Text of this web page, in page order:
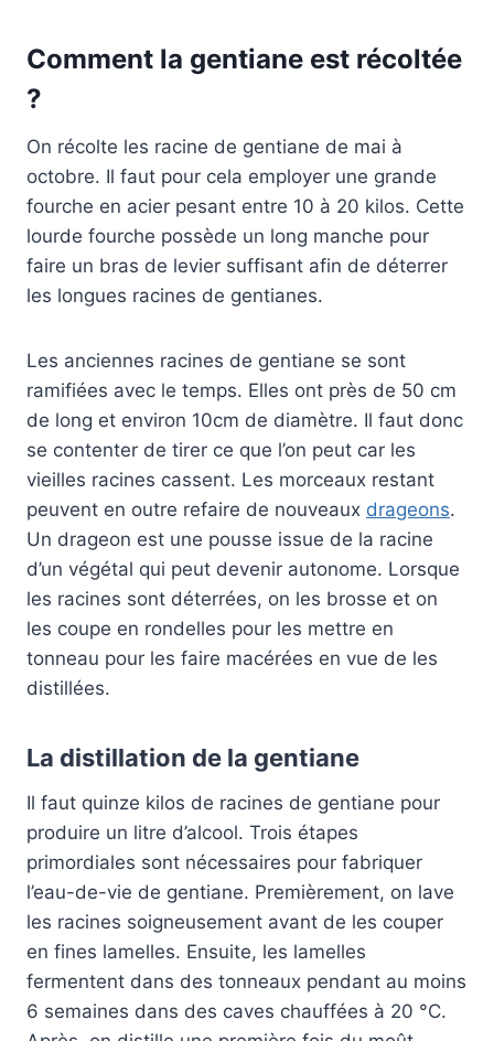
Comment la gentiane est récoltée
?
On récolte les racine de gentiane de mai à
octobre. Il faut pour cela employer une grande
fourche en acier pesant entre 10 à 20 kilos. Cette
lourde fourche possède un long manche pour
faire un bras de levier suffisant afin de déterrer
les longues racines de gentianes.
Les anciennes racines de gentiane se sont
ramifiées avec le temps. Elles ont près de 50 cm
de long et environ 10cm de diamètre. Il faut donc
se contenter de tirer ce que l’on peut car les
vieilles racines cassent. Les morceaux restant
peuvent en outre refaire de nouveaux drageons.
Un drageon est une pousse issue de la racine
d’un végétal qui peut devenir autonome. Lorsque
les racines sont déterrées, on les brosse et on
les coupe en rondelles pour les mettre en
tonneau pour les faire macérées en vue de les
distillées.
La distillation de la gentiane
Il faut quinze kilos de racines de gentiane pour
produire un litre d’alcool. Trois étapes
primordiales sont nécessaires pour fabriquer
l’eau-de-vie de gentiane. Premièrement, on lave
les racines soigneusement avant de les couper
en fines lamelles. Ensuite, les lamelles
fermentent dans des tonneaux pendant au moins
6 semaines dans des caves chauffées à 20 °C.